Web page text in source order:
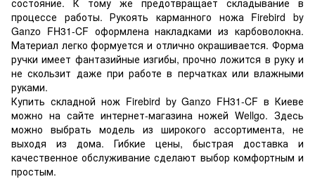
процессе работы. Рукоять карманного ножа Firebird by
Ganzo FH31-CF оформлена накладками из карбоволокна.
Материал легко формуется и отлично окрашивается. Форма
ручки имеет фантазийные изгибы, прочно ложится в руку и
не скользит даже при работе в перчатках или влажными
руками.
Купить складной нож Firebird by Ganzo FH31-CF в Киеве
можно на сайте интернет-магазина ножей Wellgo. Здесь
можно выбрать модель из широкого ассортимента, не
выходя из дома. Гибкие цены, быстрая доставка и
качественное обслуживание сделают выбор комфортным и
простым.